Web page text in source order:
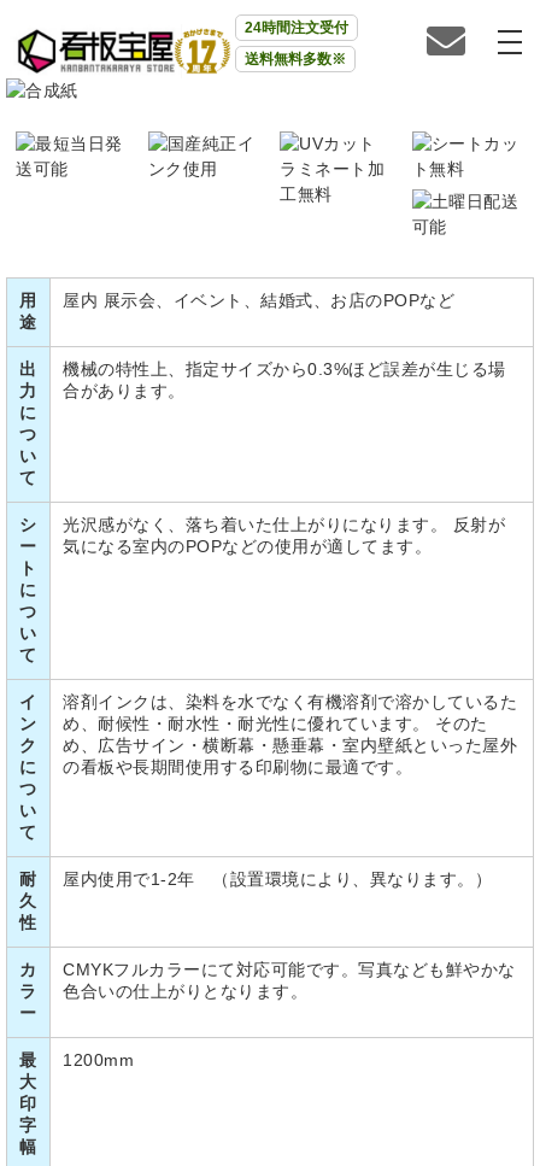
24時間注文受付
送料無料多数※
用
途
屋内 展示会、イベント、結婚式、お店のPOPなど
出
力
に
つ
い
て
機械の特性上、指定サイズから0.3%ほど誤差が生じる場
合があります。
シ
ー
ト
に
つ
い
て
光沢感がなく、落ち着いた仕上がりになります。 反射が
気になる室内のPOPなどの使用が適してます。
イ
ン
ク
に
つ
い
て
溶剤インクは、染料を水でなく有機溶剤で溶かしているた
め、耐候性・耐水性・耐光性に優れています。 そのた
め、広告サイン・横断幕・懸垂幕・室内壁紙といった屋外
の看板や長期間使用する印刷物に最適です。
耐
久
性
屋内使用で1-2年 （設置環境により、異なります。）
カ
ラ
ー
CMYKフルカラーにて対応可能です。写真なども鮮やかな
色合いの仕上がりとなります。
最
大
印
字
幅
1200mm